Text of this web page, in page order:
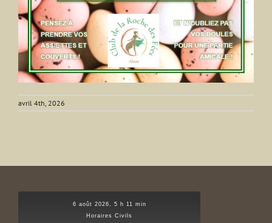
avril 4th, 2026
6 août 2026, 5 h 11 min
Horaires Civils